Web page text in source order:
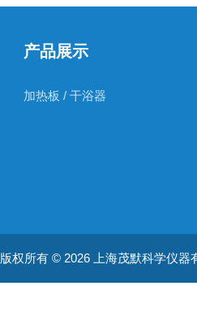
产品展示
加热板 / 干浴器
版权所有 © 2026 上海茂默科学仪